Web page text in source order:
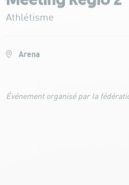
Athlétisme
Arena
Événement organisé par la